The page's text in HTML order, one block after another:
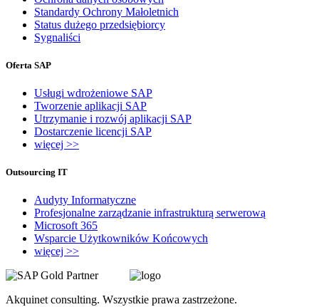
Standardy Ochrony Małoletnich
Status dużego przedsiębiorcy
Sygnaliści
Oferta SAP
Usługi wdrożeniowe SAP
Tworzenie aplikacji SAP
Utrzymanie i rozwój aplikacji SAP
Dostarczenie licencji SAP
więcej >>
Outsourcing IT
Audyty Informatyczne
Profesjonalne zarządzanie infrastrukturą serwerową
Microsoft 365
Wsparcie Użytkowników Końcowych
więcej >>
Akquinet consulting. Wszystkie prawa zastrzeżone.